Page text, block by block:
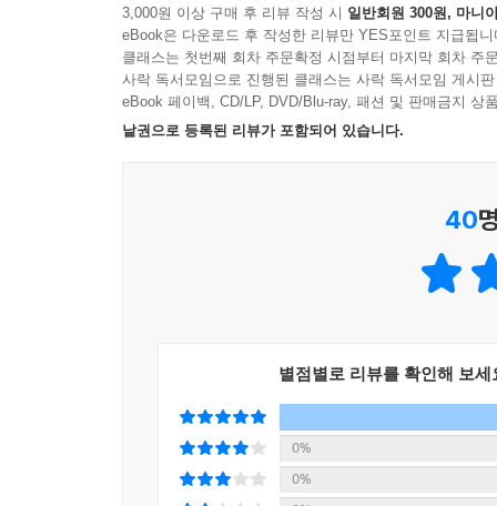
사랑스러운 주인공들이 등장하는 유머러스하고
싫어하는 어린 독자들에게 읽어주기에도 좋을 것이
- 커커스리뷰
독자가 따라가기 쉬운 에피소드 형식의 매력적
- 스쿨라이브러리커넥션
그래픽노블을 한 번도 본 적 없는 어린 독자들을
- 리소스 링크
3,000원 이상 구매 후 리뷰 작성 시 일반회원 300원, 마니
eBook은 다운로드 후 작성한 리뷰만 YES포인트 지급됩니
클래스는 첫번째 회차 주문확정 시점부터 마지막 회차 주
사락 독서모임으로 진행된 클래스는 사락 독서모임 게시
eBook 페이백, CD/LP, DVD/Blu-ray, 패션 및 판매금지 상
낱권으로 등록된 리뷰가 포함되어 있습니다.
40
별점별로 리뷰를 확인해 보세
0%
0%